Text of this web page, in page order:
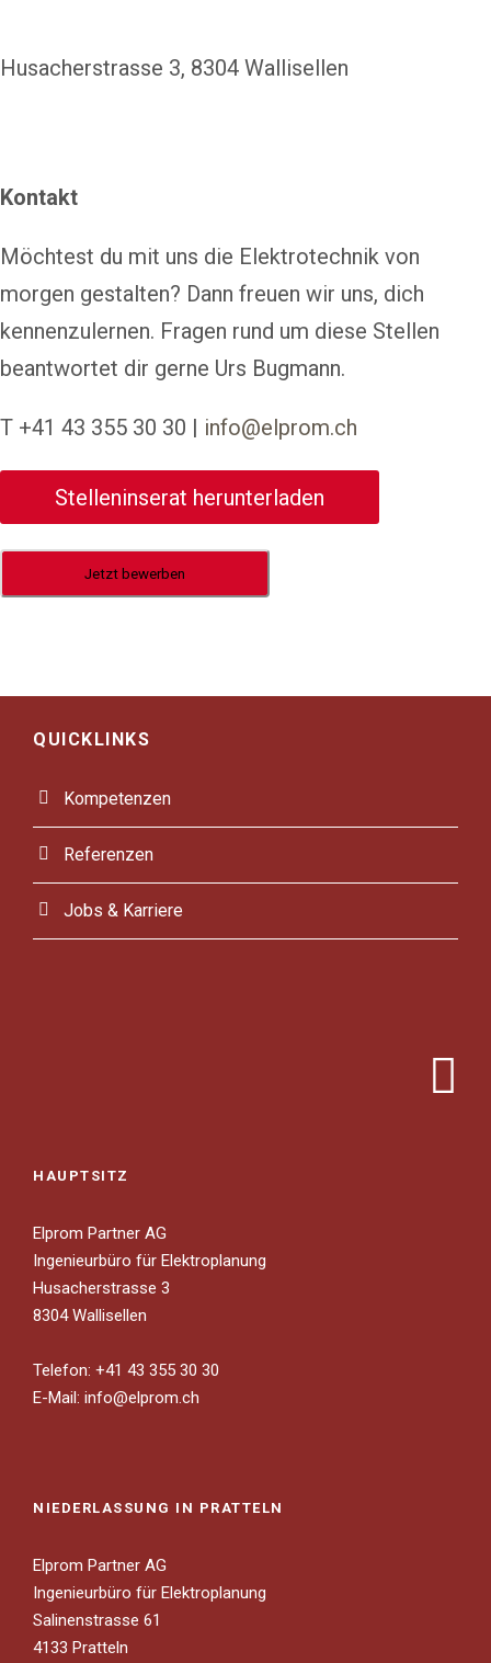
Husacherstrasse 3, 8304 Wallisellen
Kontakt
Möchtest du mit uns die Elektrotechnik von
morgen gestalten? Dann freuen wir uns, dich
kennenzulernen. Fragen rund um diese Stellen
beantwortet dir gerne Urs Bugmann.
T +41 43 355 30 30 | info@elprom.ch
Stelleninserat herunterladen
Jetzt bewerben
QUICKLINKS
Kompetenzen
Referenzen
Jobs & Karriere
HAUPTSITZ
Elprom Partner AG
Ingenieurbüro für Elektroplanung
Husacherstrasse 3
8304 Wallisellen
Telefon: +41 43 355 30 30
E-Mail: info@elprom.ch
NIEDERLASSUNG IN PRATTELN
Elprom Partner AG
Ingenieurbüro für Elektroplanung
Salinenstrasse 61
4133 Pratteln